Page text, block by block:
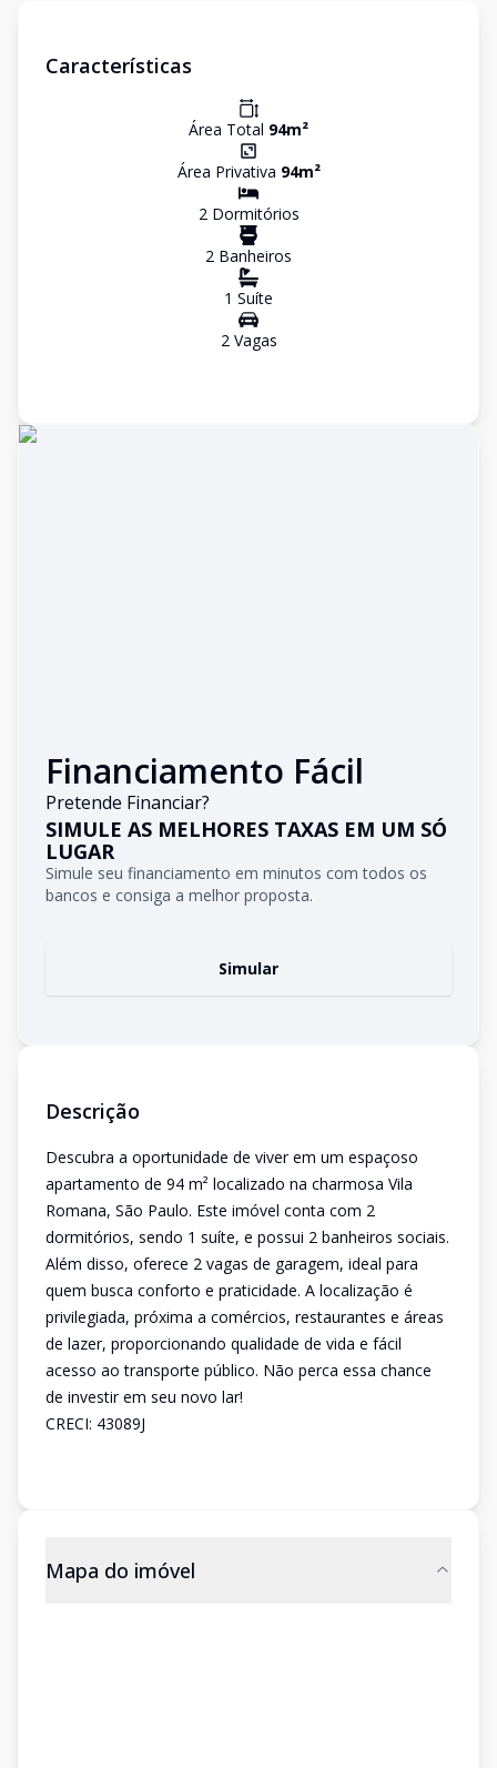
Características
Área Total 94m²
Área Privativa 94m²
2Dormitórios
2 Banheiros
1 Suíte
2Vagas
Financiamento Fácil
Pretende Financiar?
SIMULE AS MELHORES TAXAS EM UM SÓ
LUGAR
Simule seu financiamento em minutos com todos os
bancos e consiga a melhor proposta.
Simular
Descrição
Descubra a oportunidade de viver em um espaçoso
apartamento de 94 m² localizado na charmosa Vila
Romana, São Paulo. Este imóvel conta com 2
dormitórios, sendo 1 suíte, e possui 2 banheiros sociais.
Além disso, oferece 2 vagas de garagem, ideal para
quem busca conforto e praticidade. A localização é
privilegiada, próxima a comércios, restaurantes e áreas
de lazer, proporcionando qualidade de vida e fácil
acesso ao transporte público. Não perca essa chance
de investir em seu novo lar!
CRECI: 43089J
Mapa do imóvel